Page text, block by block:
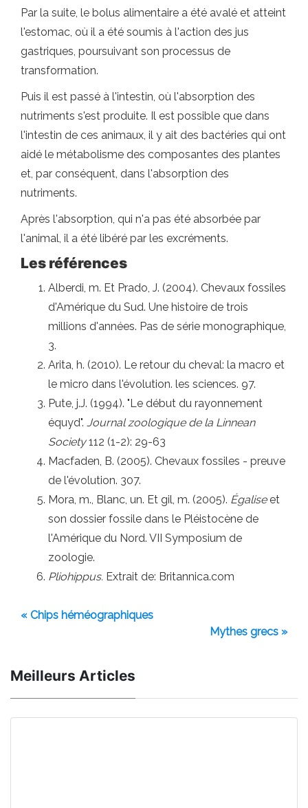
Par la suite, le bolus alimentaire a été avalé et atteint
l'estomac, où il a été soumis à l'action des jus
gastriques, poursuivant son processus de
transformation.
Puis il est passé à l'intestin, où l'absorption des
nutriments s'est produite. Il est possible que dans
l'intestin de ces animaux, il y ait des bactéries qui ont
aidé le métabolisme des composantes des plantes
et, par conséquent, dans l'absorption des
nutriments.
Après l'absorption, qui n'a pas été absorbée par
l'animal, il a été libéré par les excréments.
Les références
Alberdi, m. Et Prado, J. (2004). Chevaux fossiles
d'Amérique du Sud. Une histoire de trois
millions d'années. Pas de série monographique,
3.
Arita, h. (2010). Le retour du cheval: la macro et
le micro dans l'évolution. les sciences. 97.
Pute, j.J. (1994). "Le début du rayonnement
équyd". Journal zoologique de la Linnean
Society112 (1-2): 29-63
Macfaden, B. (2005). Chevaux fossiles - preuve
de l'évolution. 307.
Mora, m., Blanc, un. Et gil, m. (2005). Égaliseet
son dossier fossile dans le Pléistocène de
l'Amérique du Nord. VII Symposium de
zoologie.
Pliohippus. Extrait de: Britannica.com
« Chips héméographiques
Mythes grecs »
Meilleurs Articles